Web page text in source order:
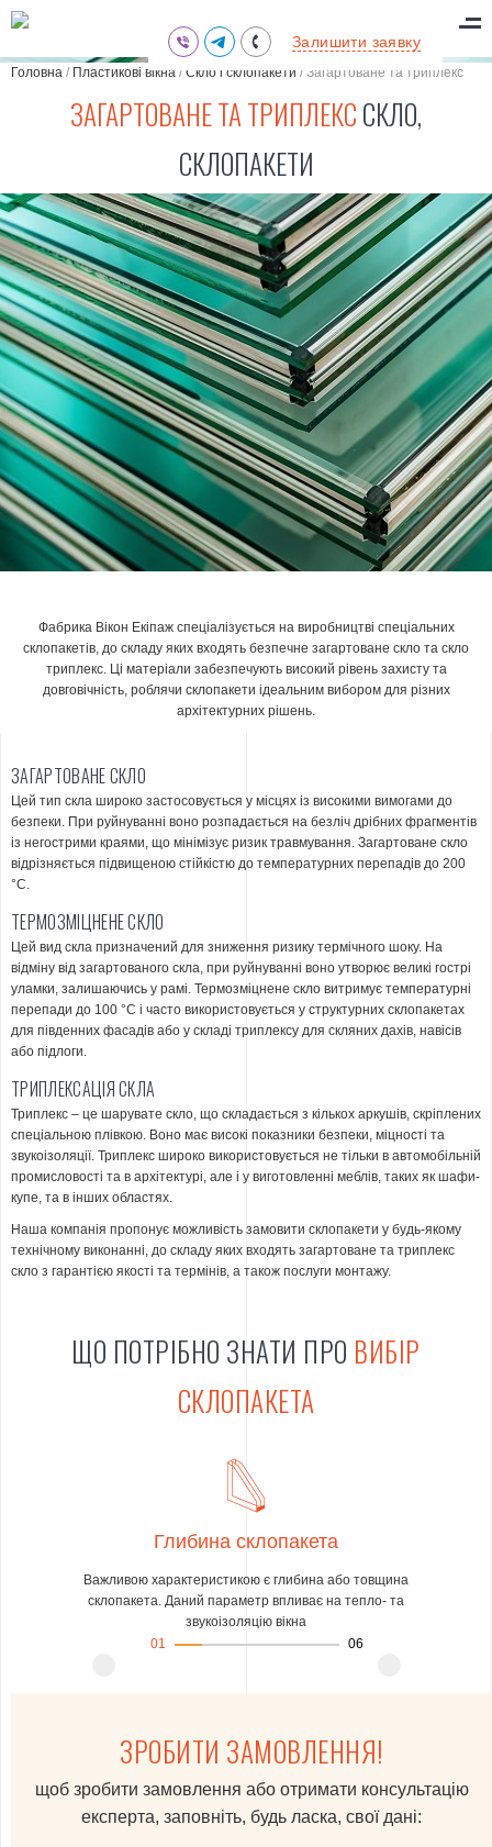
(095) 711-77-47
(097) 773-73-71
Залишити заявку
Головна / Пластикові вікна / Скло і склопакети / Загартоване та триплекс
ЗАГАРТОВАНЕ ТА ТРИПЛЕКССКЛО,
СКЛОПАКЕТИ
Фабрика Вікон Екіпаж спеціалізується на виробництві спеціальних
склопакетів, до складу яких входять безпечне загартоване скло та скло
триплекс. Ці матеріали забезпечують високий рівень захисту та
довговічність, роблячи склопакети ідеальним вибором для різних
архітектурних рішень.
ЗАГАРТОВАНЕ СКЛО
Цей тип скла широко застосовується у місцях із високими вимогами до
безпеки. При руйнуванні воно розпадається на безліч дрібних фрагментів
із негострими краями, що мінімізує ризик травмування. Загартоване скло
відрізняється підвищеною стійкістю до температурних перепадів до 200
°C.
ТЕРМОЗМІЦНЕНЕ СКЛО
Цей вид скла призначений для зниження ризику термічного шоку. На
відміну від загартованого скла, при руйнуванні воно утворює великі гострі
уламки, залишаючись у рамі. Термозміцнене скло витримує температурні
перепади до 100 °C і часто використовується у структурних склопакетах
для південних фасадів або у складі триплексу для скляних дахів, навісів
або підлоги.
ТРИПЛЕКСАЦІЯ СКЛА
Триплекс – це шарувате скло, що складається з кількох аркушів, скріплених
спеціальною плівкою. Воно має високі показники безпеки, міцності та
звукоізоляції. Триплекс широко використовується не тільки в автомобільній
промисловості та в архітектурі, але і у виготовленні меблів, таких як шафи-
купе, та в інших областях.
Наша компанія пропонує можливість замовити склопакети у будь-якому
технічному виконанні, до складу яких входять загартоване та триплекс
скло з гарантією якості та термінів, а також послуги монтажу.
ЩО ПОТРІБНО ЗНАТИ ПРО ВИБІР
СКЛОПАКЕТА
Глибина склопакета
Важливою характеристикою є глибина або товщина
склопакета. Даний параметр впливає на тепло- та
звукоізоляцію вікна
01 06
ЗРОБИТИ ЗАМОВЛЕННЯ!
щоб зробити замовлення або отримати консультацію
експерта, заповніть, будь ласка, свої дані: